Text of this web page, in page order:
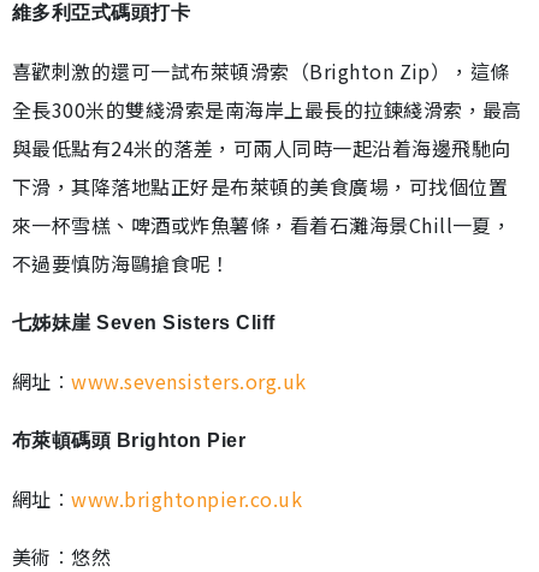
維多利亞式碼頭打卡
喜歡刺激的還可一試布萊頓滑索（Brighton Zip），這條
全長300米的雙綫滑索是南海岸上最長的拉鍊綫滑索，最高
與最低點有24米的落差，可兩人同時一起沿着海邊飛馳向
下滑，其降落地點正好是布萊頓的美食廣場，可找個位置
來一杯雪榚、啤酒或炸魚薯條，看着石灘海景Chill一夏，
不過要慎防海鷗搶食呢！
七姊妹崖 Seven Sisters Cliff
網址︰www.sevensisters.org.uk
布萊頓碼頭 Brighton Pier
網址︰www.brightonpier.co.uk
美術︰悠然